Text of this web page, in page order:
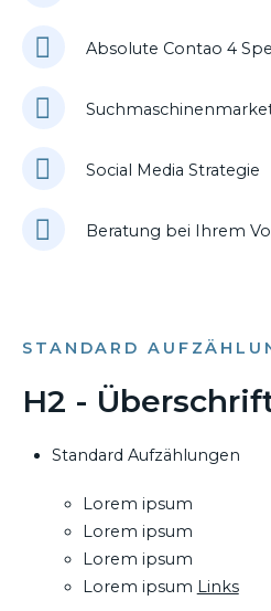
Absolute Contao 4
Social Media Strategie
Beratung bei Ihrem
STANDARD
H2 -
Standard Aufzählungen
Lorem ipsum
Lorem ipsum
Lorem ipsum
Lorem ipsum Links